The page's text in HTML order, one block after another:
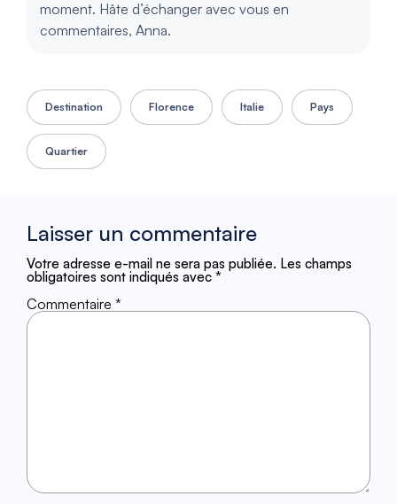
moment. Hâte d’échanger avec vous en
commentaires, Anna.
Destination Florence Italie Pays
Quartier
Laisser un commentaire
Votre adresse e-mail ne sera pas publiée. Les champs
obligatoires sont indiqués avec *
Commentaire *